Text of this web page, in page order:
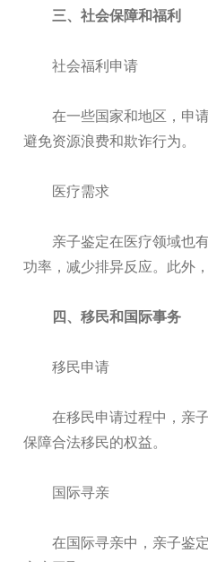
三、社会保障和福利
社会福利申请
在一些国家和地区，申请
避免资源浪费和欺诈行为。
医疗需求
亲子鉴定在医疗领域也有
功率，减少排异反应。此外
四、移民和国际事务
移民申请
在移民申请过程中，亲子
保障合法移民的权益。
国际寻亲
在国际寻亲中，亲子鉴定